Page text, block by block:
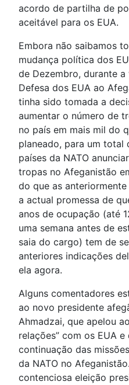
acordo de partilha de
aceitável para os EUA.
Embora não saibamos
mudança política dos
de Dezembro, durante
Defesa dos EUA ao
tinha sido tomada a
aumentar o número de
no país em mais mil do
planeado, para um total
países da NATO
tropas no Afeganistão
do que as
a actual promessa de
anos de ocupação (até
uma semana antes de
saia do cargo) tem de
anteriores indicações
ela agora.
Alguns comentadores
ao novo presidente
Ahmadzai, que apelou
relações” com os EUA
continuação das
da NATO no
contenciosa eleição